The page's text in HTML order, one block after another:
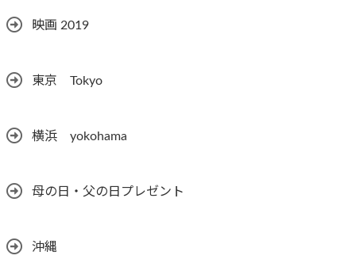
映画 2019
東京 Tokyo
横浜 yokohama
母の日・父の日プレゼント
沖縄